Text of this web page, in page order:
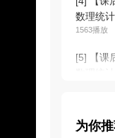
数理统计
1563播放
[5] 【课
数理统计
为你